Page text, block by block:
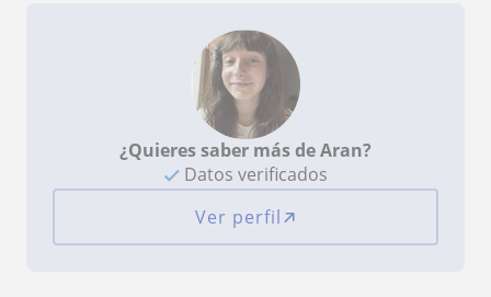
¿Quieres saber más de Aran?
Datos verificados
Ver perfil